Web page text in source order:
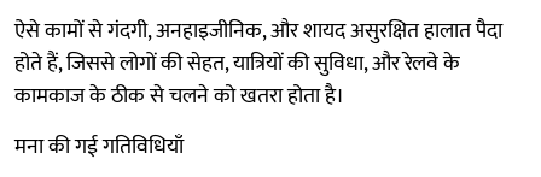
ऐसे कामों से गंदगी, अनहाइजीनिक, और शायद असुरक्षित हालात पैदा
होते हैं, जिससे लोगों की सेहत, यात्रियों की सुविधा, और रेलवे के
कामकाज के ठीक से चलने को खतरा होता है।
मना की गई गतिविधियाँ